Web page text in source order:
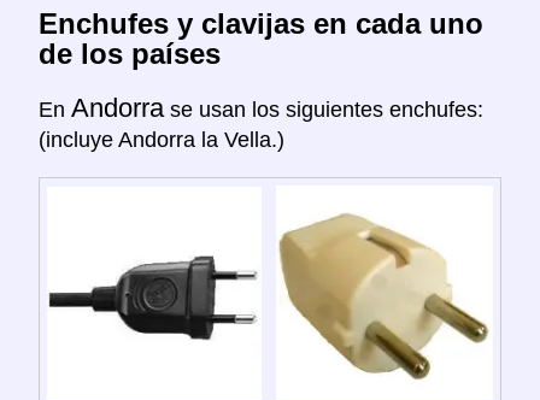
Enchufes y clavijas en cada uno
de los países
En Andorra se usan los siguientes enchufes:
(incluye Andorra la Vella.)